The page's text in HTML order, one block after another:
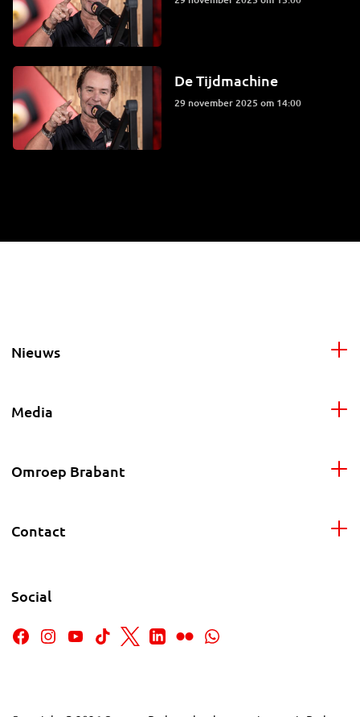
De Tijdmachine
29 november 2025 om 14:00
Nieuws
Media
Omroep Brabant
Contact
Social